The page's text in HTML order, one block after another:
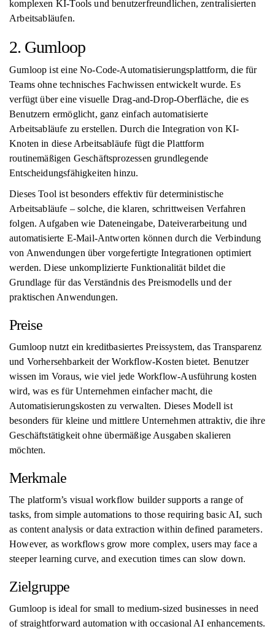
komplexen KI-Tools und benutzerfreundlichen, zentralisierten
Arbeitsabläufen.
2. Gumloop
Gumloop ist eine No-Code-Automatisierungsplattform, die für
Teams ohne technisches Fachwissen entwickelt wurde. Es
verfügt über eine visuelle Drag-and-Drop-Oberfläche, die es
Benutzern ermöglicht, ganz einfach automatisierte
Arbeitsabläufe zu erstellen. Durch die Integration von KI-
Knoten in diese Arbeitsabläufe fügt die Plattform
routinemäßigen Geschäftsprozessen grundlegende
Entscheidungsfähigkeiten hinzu.
Dieses Tool ist besonders effektiv für deterministische
Arbeitsabläufe – solche, die klaren, schrittweisen Verfahren
folgen. Aufgaben wie Dateneingabe, Dateiverarbeitung und
automatisierte E-Mail-Antworten können durch die Verbindung
von Anwendungen über vorgefertigte Integrationen optimiert
werden. Diese unkomplizierte Funktionalität bildet die
Grundlage für das Verständnis des Preismodells und der
praktischen Anwendungen.
Preise
Gumloop nutzt ein kreditbasiertes Preissystem, das Transparenz
und Vorhersehbarkeit der Workflow-Kosten bietet. Benutzer
wissen im Voraus, wie viel jede Workflow-Ausführung kosten
wird, was es für Unternehmen einfacher macht, die
Automatisierungskosten zu verwalten. Dieses Modell ist
besonders für kleine und mittlere Unternehmen attraktiv, die ihre
Geschäftstätigkeit ohne übermäßige Ausgaben skalieren
möchten.
Merkmale
The platform’s visual workflow builder supports a range of
tasks, from simple automations to those requiring basic AI, such
as content analysis or data extraction within defined parameters.
However, as workflows grow more complex, users may face a
steeper learning curve, and execution times can slow down.
Zielgruppe
Gumloop is ideal for small to medium-sized businesses in need
of straightforward automation with occasional AI enhancements.